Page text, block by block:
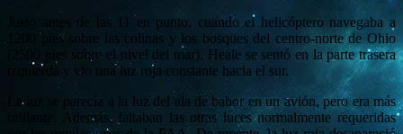
Justo antes de las 11 en punto, cuando el helicóptero navegaba a
1200 pies sobre las colinas y los bosques del centro-norte de Ohio
(2500 pies sobre el nivel del mar), Heale se sentó en la parte trasera
izquierda y vio una luz roja constante hacia el sur.
La luz se parecía a la luz del ala de babor en un avión, pero era más
brillante. Además, faltaban las otras luces normalmente requeridas